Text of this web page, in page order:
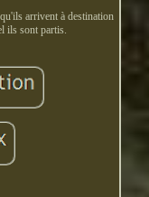
arrivent à destination
ils sont partis.